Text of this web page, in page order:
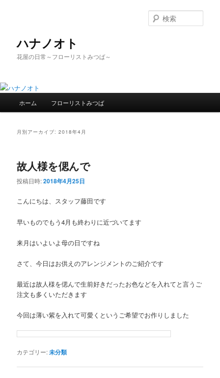
ハナノオト
花屋の日常～フローリストみつば～
索
メ
コ
移
動
サ
ン
動
ホーム フローリストみつば
月別アーカイブ:2018年4月
故人様を偲んで
投稿日時:2018年4月25日
こんにちは、スタッフ藤田です
早いものでもう4月も終わりに近づいてます
来月はいよいよ母の日ですね
さて、今日はお供えのアレンジメントのご紹介です
最近は故人様を偲んで生前好きだったお色などを入れてと言うご
注文も多くいただきます
今回は薄い紫を入れて可愛くというご希望でお作りしました
カテゴリー:未分類